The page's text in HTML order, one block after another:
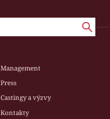
Management
Press
Castingy a výzvy
Kontakty